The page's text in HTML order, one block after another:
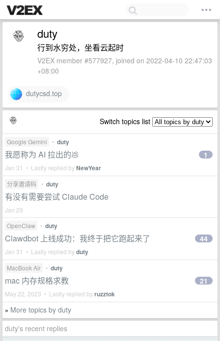
duty
行到水穷处，坐看云起时
V2EX member #577927, joined on 2022-04-10 22:47:03
+08:00
dutycsd.top
Switch topics list
Google Gemini • duty
我愿称为 AI 拉出的💩
Jan 31 • Lastly replied byNewYear
1
分享邀请码 • duty
有没有需要尝试 Claude Code
Jan 29
OpenClaw
• duty
Clawdbot 上线成功：我终于把它跑起来了
Jan 31 • Lastly replied byduty
44
MacBook Air • duty
mac 内存规格求教
May 22, 2023 • Lastly replied byruzztok
21
» More topics by duty
duty's recent replies